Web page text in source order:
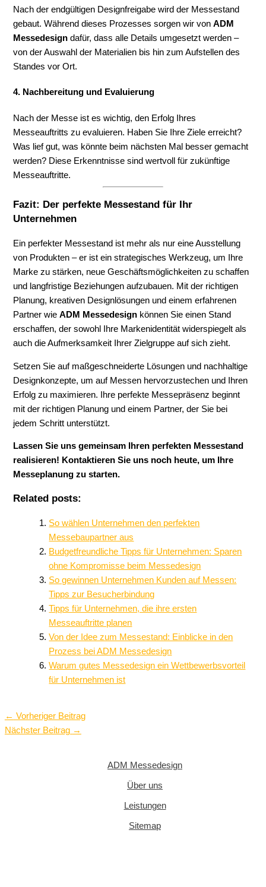
Nach der endgültigen Designfreigabe wird der Messestand
gebaut. Während dieses Prozesses sorgen wir vonADM
Messedesign dafür, dass alle Details umgesetzt werden –
von der Auswahl der Materialien bis hin zum Aufstellen des
Standes vor Ort.
4. Nachbereitung und Evaluierung
Nach der Messe ist es wichtig, den Erfolg Ihres
Messeauftritts zu evaluieren. Haben Sie Ihre Ziele erreicht?
Was lief gut, was könnte beim nächsten Mal besser gemacht
werden? Diese Erkenntnisse sind wertvoll für zukünftige
Messeauftritte.
Fazit: Der perfekte Messestand für Ihr
Unternehmen
Ein perfekter Messestand ist mehr als nur eine Ausstellung
von Produkten – er ist ein strategisches Werkzeug, um Ihre
Marke zu stärken, neue Geschäftsmöglichkeiten zu schaffen
und langfristige Beziehungen aufzubauen. Mit der richtigen
Planung, kreativen Designlösungen und einem erfahrenen
Partner wieADM Messedesign können Sie einen Stand
erschaffen, der sowohl Ihre Markenidentität widerspiegelt als
auch die Aufmerksamkeit Ihrer Zielgruppe auf sich zieht.
Setzen Sie auf maßgeschneiderte Lösungen und nachhaltige
Designkonzepte, um auf Messen hervorzustechen und Ihren
Erfolg zu maximieren. Ihre perfekte Messepräsenz beginnt
mit der richtigen Planung und einem Partner, der Sie bei
jedem Schritt unterstützt.
Lassen Sie uns gemeinsam Ihren perfekten Messestand
realisieren! Kontaktieren Sie uns noch heute, um Ihre
Messeplanung zu starten.
Related posts:
So wählen Unternehmen den perfekten
Messebaupartner aus
Budgetfreundliche Tipps für Unternehmen: Sparen
ohne Kompromisse beim Messedesign
So gewinnen Unternehmen Kunden auf Messen:
Tipps zur Besucherbindung
Tipps für Unternehmen, die ihre ersten
Messeauftritte planen
Von der Idee zum Messestand: Einblicke in den
Prozess bei ADM Messedesign
Warum gutes Messedesign ein Wettbewerbsvorteil
für Unternehmen ist
← Vorheriger Beitrag
Nächster Beitrag →
ADM Messedesign
Über uns
Leistungen
Sitemap